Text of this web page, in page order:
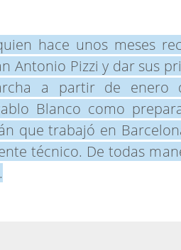
hace unos meses
Antonio Pizzi y dar sus
a partir de enero
Blanco como
que trabajó en
técnico. De todas